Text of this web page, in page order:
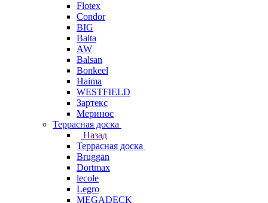
Flotex
Condor
BIG
Balta
AW
Balsan
Bonkeel
Haima
WESTFIELD
Зартекс
Меринос
Террасная доска
Назад
Террасная доска
Bruggan
Dortmax
lecole
Legro
MEGADECK